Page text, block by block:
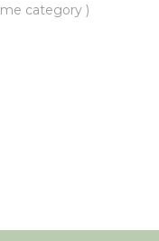
category )